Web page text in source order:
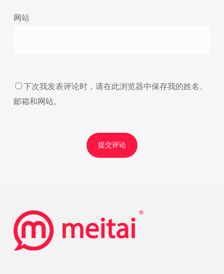
网站
下次我发表评论时，请在此浏览器中保存我的姓名、
邮箱和网站。